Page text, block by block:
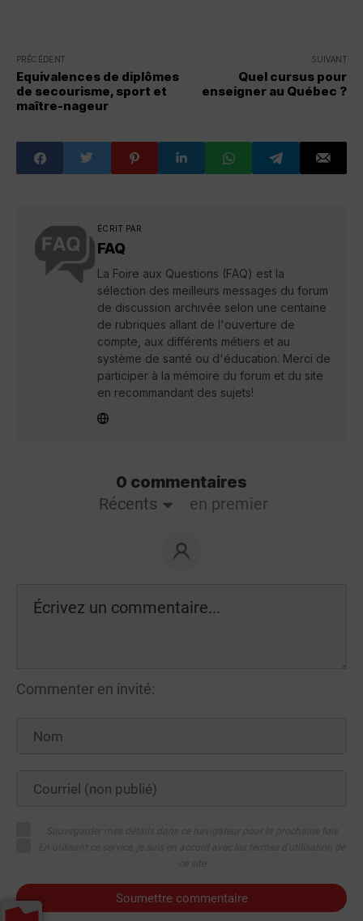
PRÉCÉDENT
Equivalences de diplômes
de secourisme, sport et
maître-nageur
SUIVANT
Quel cursus pour
enseigner au Québec ?
ÉCRIT PAR
FAQ
La Foire aux Questions (FAQ) est la
sélection des meilleurs messages du forum
de discussion archivée selon une centaine
de rubriques allant de l'ouverture de
compte, aux différents métiers et au
système de santé ou d'éducation. Merci de
participer à la mémoire du forum et du site
en recommandant des sujets!
0 commentaires
Récents
en premier
Commenter en invité:
Soumettre commentaire